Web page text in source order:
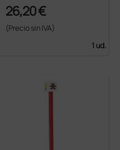
26,20 €
(Precio sin IVA)
1 ud.